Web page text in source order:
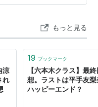
) Amazon ①【Crash
もっと見る
涼
れ
19 ブックマーク
【六本木クラス】最
想。ラストは平手友
ハッピーエンド？